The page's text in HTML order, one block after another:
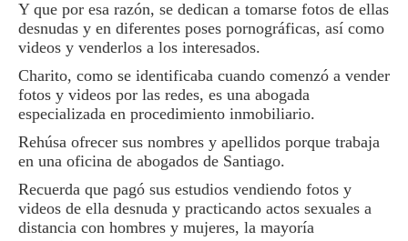
Y que por esa razón, se dedican a tomarse fotos de ellas
desnudas y en di­ferentes poses pornográfi­cas, así como
videos y ven­derlos a los interesados.
Charito, como se iden­tificaba cuando comenzó a vender
fotos y videos por las redes, es una abo­gada
especializada en procedimiento inmobi­liario.
Rehúsa ofrecer sus nombres y apellidos por­que trabaja
en una oficina de abogados de Santiago.
Recuerda que pagó sus estudios vendiendo fotos y
videos de ella desnuda y practicando actos sexua­les a
distancia con hom­bres y mujeres, la mayoría